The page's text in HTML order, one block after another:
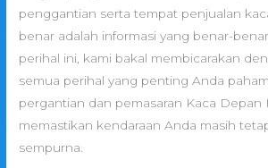
penggantian serta tempat penjualan
benar adalah informasi yang benar-
perihal ini, kami bakal membicarakan
semua perihal yang penting Anda
pergantian dan pemasaran Kaca Depan
memastikan kendaraan Anda masih
sempurna.